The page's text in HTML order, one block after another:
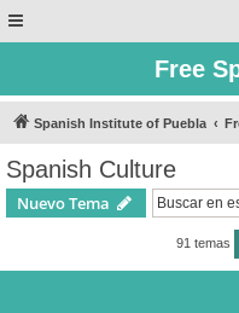
Free
Spanish Institute of Puebla
Spanish Culture
Nuevo Tema
91 temas